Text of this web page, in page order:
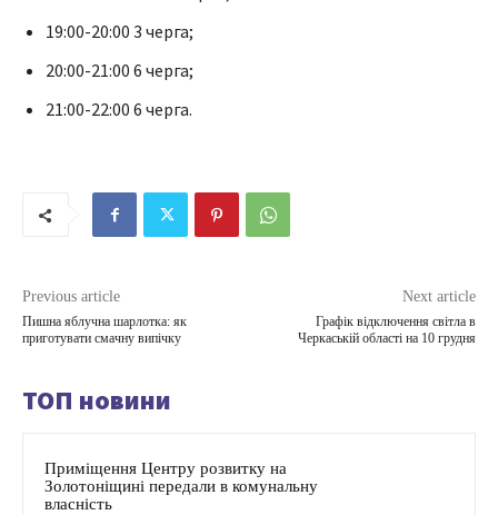
19:00-20:00 3 черга;
20:00-21:00 6 черга;
21:00-22:00 6 черга.
Previous article
Пишна яблучна шарлотка: як
приготувати смачну випічку
Next article
Графік відключення світла в
Черкаській області на 10 грудня
ТОП новини
Приміщення Центру розвитку на
Золотоніщині передали в комунальну
власність